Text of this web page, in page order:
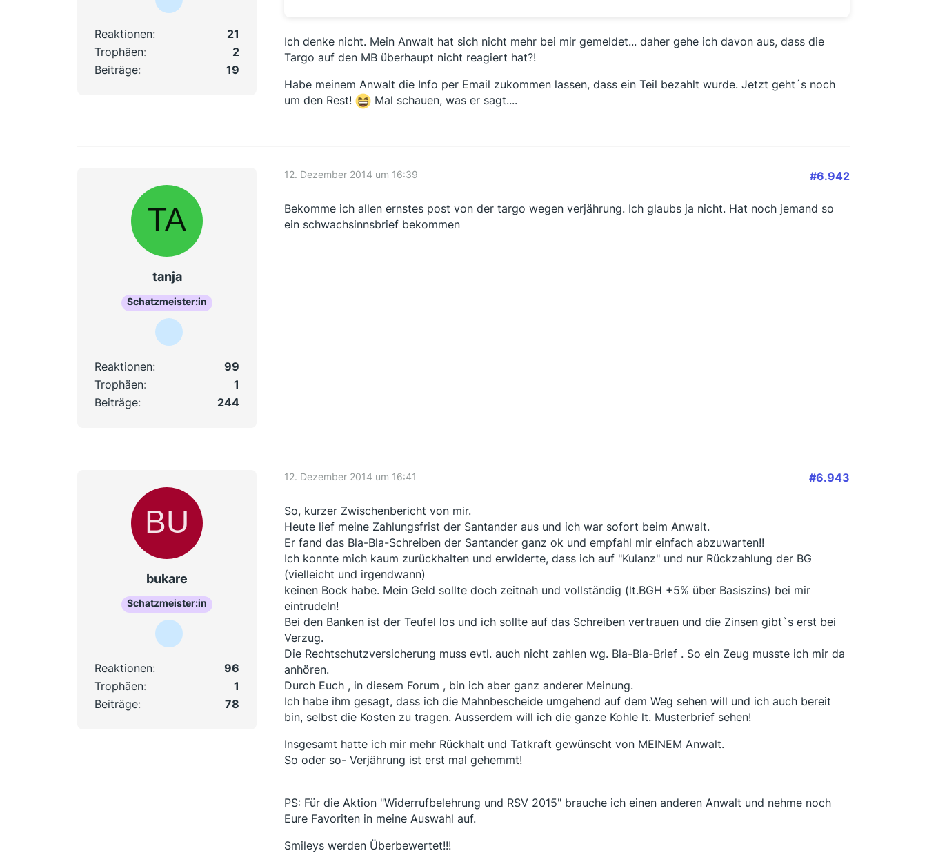
Reaktionen
21
Trophäen
2
Beiträge
19
Ich denke nicht. Mein Anwalt hat sich nicht mehr bei mir gemeldet... daher gehe ich davon aus, dass die
Targo auf den MB überhaupt nicht reagiert hat?!
Habe meinem Anwalt die Info per Email zukommen lassen, dass ein Teil bezahlt wurde. Jetzt geht´s noch
um den Rest!
Mal schauen, was er sagt....
tanja
Schatzmeister:in
Reaktionen
99
Trophäen
1
Beiträge
244
12. Dezember 2014 um 16:39 #6.942
Bekomme ich allen ernstes post von der targo wegen verjährung. Ich glaubs ja nicht. Hat noch jemand so
ein schwachsinnsbrief bekommen
bukare
Schatzmeister:in
Reaktionen
96
Trophäen
1
Beiträge
78
12. Dezember 2014 um 16:41 #6.943
So, kurzer Zwischenbericht von mir.
Heute lief meine Zahlungsfrist der Santander aus und ich war sofort beim Anwalt.
Er fand das Bla-Bla-Schreiben der Santander ganz ok und empfahl mir einfach abzuwarten!!
Ich konnte mich kaum zurückhalten und erwiderte, dass ich auf "Kulanz" und nur Rückzahlung der BG
(vielleicht und irgendwann)
keinen Bock habe. Mein Geld sollte doch zeitnah und vollständig (lt.BGH +5% über Basiszins) bei mir
eintrudeln!
Bei den Banken ist der Teufel los und ich sollte auf das Schreiben vertrauen und die Zinsen gibt`s erst bei
Verzug.
Die Rechtschutzversicherung muss evtl. auch nicht zahlen wg. Bla-Bla-Brief . So ein Zeug musste ich mir da
anhören.
Durch Euch , in diesem Forum , bin ich aber ganz anderer Meinung.
Ich habe ihm gesagt, dass ich die Mahnbescheide umgehend auf dem Weg sehen will und ich auch bereit
bin, selbst die Kosten zu tragen. Ausserdem will ich die ganze Kohle lt. Musterbrief sehen!
Insgesamt hatte ich mir mehr Rückhalt und Tatkraft gewünscht von MEINEM Anwalt.
So oder so- Verjährung ist erst mal gehemmt!
PS: Für die Aktion "Widerrufbelehrung und RSV 2015" brauche ich einen anderen Anwalt und nehme noch
Eure Favoriten in meine Auswahl auf.
Smileys werden Überbewertet!!!